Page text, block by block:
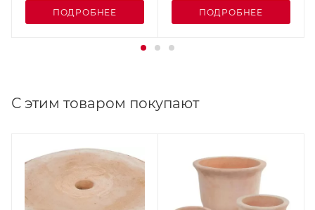
ПОДРОБНЕЕ ПОДРОБНЕЕ
С этим товаром покупают